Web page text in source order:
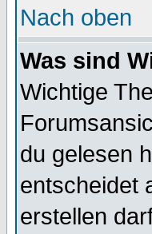
Nach oben
Was sind
Wichtige
du gelesen
entscheidet
erstellen